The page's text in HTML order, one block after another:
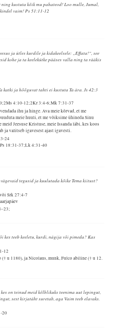
ning kustuta kõik mu pahateod! Loo mulle, Jumal,
vaim! Ps 51:11-12
ja ütles kurdile ja kidakeelsele: „Effata!“, see
kohe ja ta keelekütke pääses valla ning ta rääkis
ja hõõguvat tahti ei kustuta Ta ära. Js 42:3
4:10-12;2Kr 3:4-6;Mk 7:31-37
ihu ja hinge. Ava meie kõrvad, et me
meie huuli, et me võiksime ühineda Sinu
Jeesuse Kristuse, meie Issanda läbi, kes koos
ja valitseb igavesest ajast igavesti.
24
18:31-37;Lk 4:31-40
tegusid ja kuulutada kõike Tema kiitust?
Srk 27:4-7
kes teeb keeletu, kurdi, nägija või pimeda? Kas
12
(† u 1180), ja Nicolaus, munk, Fulco abiline († u 12.
on teinud meid kõlblikuks teenima uut lepingut,
sest kirjatäht suretab, aga Vaim teeb elavaks.
20